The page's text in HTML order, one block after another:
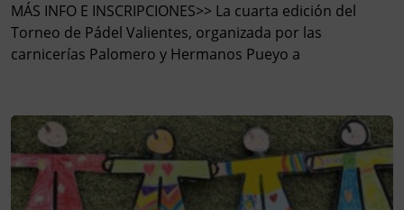
MÁS INFO E INSCRIPCIONES>> La cuarta edición del
Torneo de Pádel Valientes, organizada por las
carnicerías Palomero y Hermanos Pueyo a